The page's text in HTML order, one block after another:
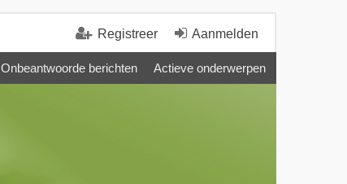
Aanmelden
Registreer
Onbeantwoorde berichten Actieve onderwerpen